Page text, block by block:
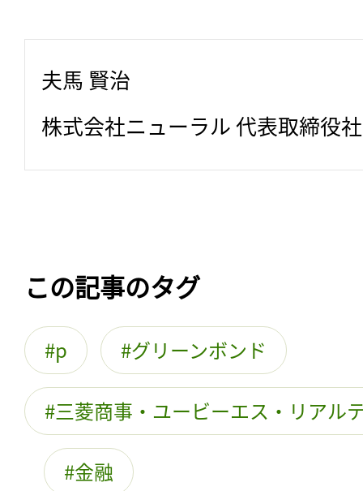
夫馬 賢治
株式会社ニューラル 代表取締役
この記事のタグ
p グリーンボンド
三菱商事・ユービーエス・リアル
金融
記事をお気に入りに
ログインが必
会員登録